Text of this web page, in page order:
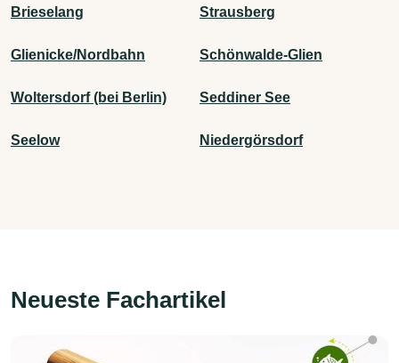
Brieselang Strausberg
Glienicke/Nordbahn Schönwalde-Glien
Woltersdorf (bei Berlin) Seddiner See
Seelow Niedergörsdorf
Neueste Fachartikel